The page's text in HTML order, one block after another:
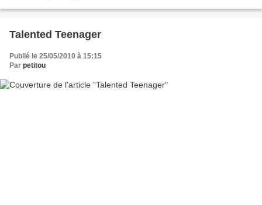
Talented Teenager
Publié le 25/05/2010 à 15:15
Par petitou